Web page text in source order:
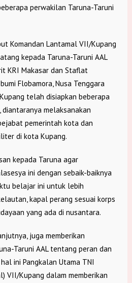
perwakilan Taruna-Taruni
Komandan Lantamal VII/Kupang
kepada Taruna-Taruni AAL
KRI Makasar dan Staflat
Flobamora, Nusa Tenggara
telah disiapkan beberapa
diantaranya melaksanakan
pemerintah kota dan
di kota Kupang.
kepada Taruna agar
ini dengan sebaik-baiknya
belajar ini untuk lebih
kapal perang sesuai korps
yang ada di nusantara.
juga memberikan
Taruni AAL tentang peran dan
ini Pangkalan Utama TNI
VII/Kupang dalam memberikan